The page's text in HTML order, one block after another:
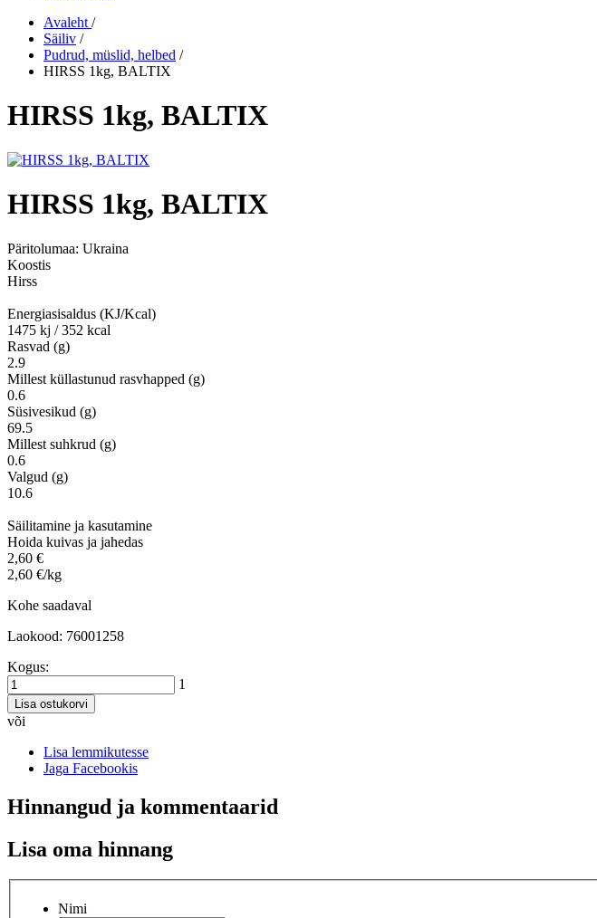
Avaleht /
Säiliv /
Pudrud, müslid, helbed /
HIRSS 1kg, BALTIX
HIRSS 1kg, BALTIX
HIRSS 1kg, BALTIX
Päritolumaa: Ukraina
Koostis
Hirss
Energiasisaldus (KJ/Kcal)
1475 kj / 352 kcal
Rasvad (g)
2.9
Millest küllastunud rasvhapped (g)
0.6
Süsivesikud (g)
69.5
Millest suhkrud (g)
0.6
Valgud (g)
10.6
Säilitamine ja kasutamine
Hoida kuivas ja jahedas
2,60 €
2,60 €/kg
Kohe saadaval
Laokood: 76001258
Kogus:
1
Lisa ostukorvi
või
Lisa lemmikutesse
Jaga Facebookis
Hinnangud ja kommentaarid
Lisa oma hinnang
Nimi